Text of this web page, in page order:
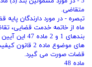
متقاضی.
تبصره - در مورد دارندگان
ماه از خاتمه خدمت قضایی،
بندهای 1 و
‌های موضوع
قضات صورت می ‌گیرد.
ماده 48